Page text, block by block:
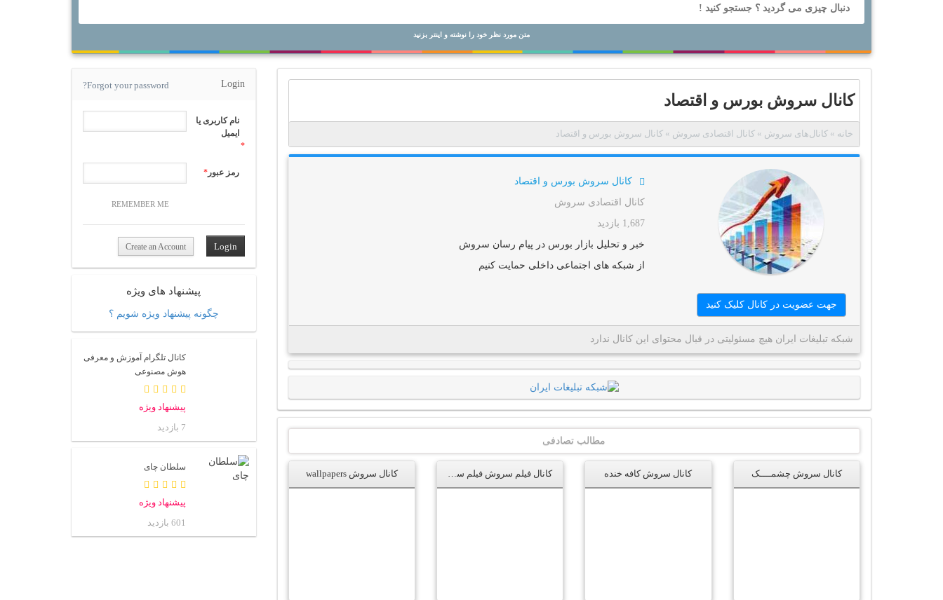
متن مورد نظر خود را نوشته و اینتر بزنید
کانال سروش بورس و اقتصاد
خانه » کانال‌های سروش » کانال اقتصادی سروش » کانال سروش بورس و اقتصاد
جهت عضویت در کانال کلیک کنید
کانال سروش بورس و اقتصاد
کانال اقتصادی سروش
1,687 بازدید
خبر و تحلیل بازار بورس در پیام رسان سروش
از شبکه های اجتماعی داخلی حمایت کنیم
شبکه تبلیغات ایران هیچ مسئولیتی در قبال محتوای این کانال ندارد
مطالب تصادفی
کانال سروش چشمــــک کانال سروش کافه خنده کانال فیلم سروش فیلم سینمایی کانال سروش wallpapers
Login
Forgot your password?
نام کاربری یا
ایمیل
*
رمز عبور*
REMEMBER ME
Create an Account
پیشنهاد های ویژه
چگونه پیشنهاد ویژه شویم ؟
کانال تلگرام آموزش و معرفی
هوش مصنوعی
پیشنهاد ویژه
7 بازدید
سلطان چای
پیشنهاد ویژه
601 بازدید